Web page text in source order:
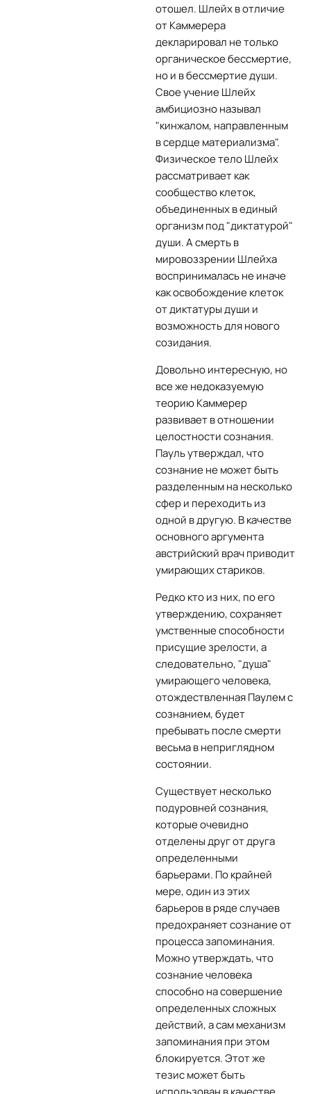
отошел. Шлейх в отличие
от Каммерера
декларировал не только
органическое бессмертие,
но и в бессмертие души.
Свое учение Шлейх
амбициозно называл
"кинжалом, направленным
в сердце материализма".
Физическое тело Шлейх
рассматривает как
сообщество клеток,
объединенных в единый
организм под "диктатурой"
души. А смерть в
мировоззрении Шлейха
воспринималась не иначе
как освобождение клеток
от диктатуры души и
возможность для нового
созидания.
Довольно интересную, но
все же недоказуемую
теорию Каммерер
развивает в отношении
целостности сознания.
Пауль утверждал, что
сознание не может быть
разделенным на несколько
сфер и переходить из
одной в другую. В качестве
основного аргумента
австрийский врач приводит
умирающих стариков.
Редко кто из них, по его
утверждению, сохраняет
умственные способности
присущие зрелости, а
следовательно, "душа"
умирающего человека,
отождествленная Паулем с
сознанием, будет
пребывать после смерти
весьма в неприглядном
состоянии.
Существует несколько
подуровней сознания,
которые очевидно
отделены друг от друга
определенными
барьерами. По крайней
мере, один из этих
барьеров в ряде случаев
предохраняет сознание от
процесса запоминания.
Можно утверждать, что
сознание человека
способно на совершение
определенных сложных
действий, а сам механизм
запоминания при этом
блокируется. Этот же
тезис может быть